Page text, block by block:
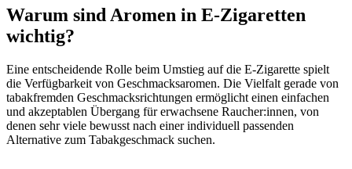
Warum sind Aromen in E-Zigaretten
wichtig?
Eine entscheidende Rolle beim Umstieg auf die E-Zigarette spielt
die Verfügbarkeit von Geschmacksaromen. Die Vielfalt gerade von
tabakfremden Geschmacksrichtungen ermöglicht einen einfachen
und akzeptablen Übergang für erwachsene Raucher:innen, von
denen sehr viele bewusst nach einer individuell passenden
Alternative zum Tabakgeschmack suchen.